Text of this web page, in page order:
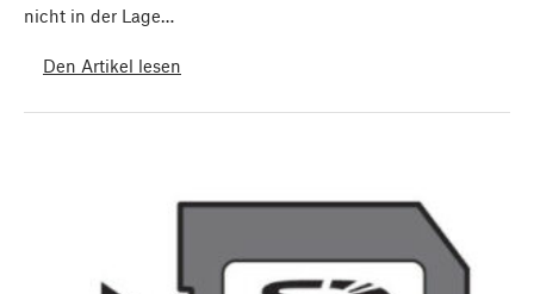
nicht in der Lage…
Den Artikel lesen